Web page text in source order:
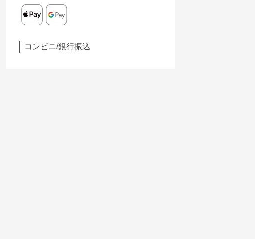
コンビニ/銀行振込